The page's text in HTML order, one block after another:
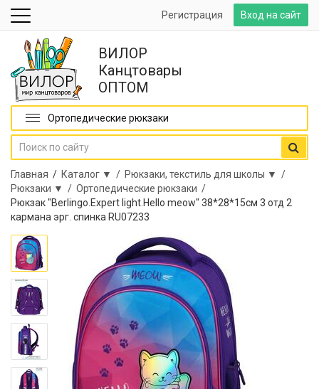
Вход на сайт
Регистрация
ВИЛОР
Канцтовары
ОПТОМ
Ортопедические рюкзаки
Главная / Каталог ▼ / Рюкзаки, текстиль для школы ▼ /
Рюкзаки ▼ / Ортопедические рюкзаки /
Рюкзак "Berlingo.Expert light.Hello meow" 38*28*15см 3 отд 2
кармана эрг. спинка RU07233